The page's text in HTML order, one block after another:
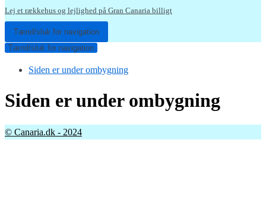
Lej et rækkehus og lejlighed på Gran Canaria billigt
Tænd/sluk for navigation
Tænd/sluk for navigation
Siden er under ombygning
Siden er under ombygning
© Canaria.dk - 2024